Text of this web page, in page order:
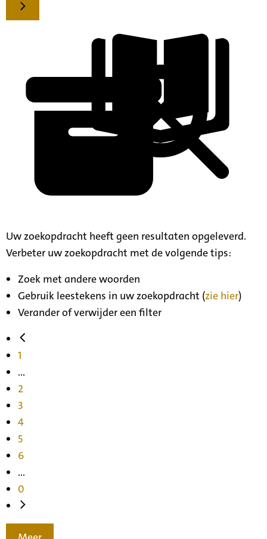
Uw zoekopdracht heeft geen resultaten opgeleverd.
Verbeter uw zoekopdracht met de volgende tips:
Zoek met andere woorden
Gebruik leestekens in uw zoekopdracht (zie hier)
Verander of verwijder een filter
1
...
2
3
4
5
6
...
0